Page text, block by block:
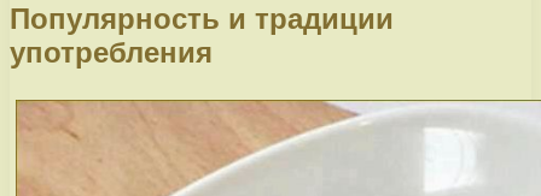
Популярность и традиции
употребления